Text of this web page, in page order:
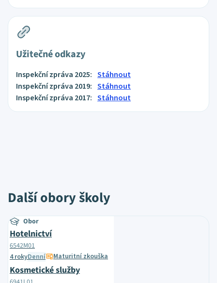
Užitečné odkazy
Inspekční zpráva 2025: Stáhnout
Inspekční zpráva 2019: Stáhnout
Inspekční zpráva 2017: Stáhnout
Další obory školy
Obor
Hotelnictví
6542M01
4 rokyDenní Maturitní zkouška
Kosmetické služby